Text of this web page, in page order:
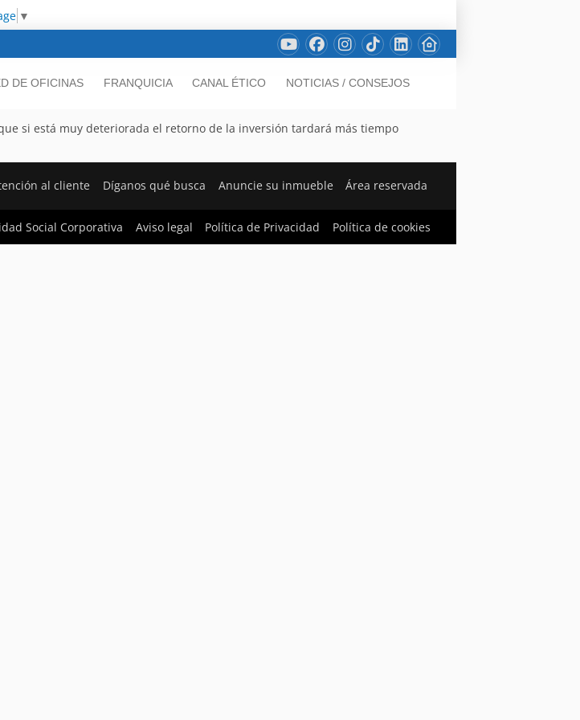
▼
DE OFICINAS FRANQUICIA CANAL ÉTICO NOTICIAS / CONSEJOS
si está muy deteriorada el retorno de la inversión tardará más tiempo
al cliente Díganos qué busca Anuncie su inmueble Área reservada
Social Corporativa Aviso legal Política de Privacidad Política de cookies